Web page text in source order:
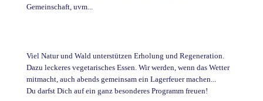
Gemeinschaft, uvm...
Viel Natur und Wald unterstützen Erholung und Regeneration.
Dazu leckeres vegetarisches Essen. Wir werden, wenn das Wetter
mitmacht, auch abends gemeinsam ein Lagerfeuer machen...
Du darfst Dich auf ein ganz besonderes Programm freuen!